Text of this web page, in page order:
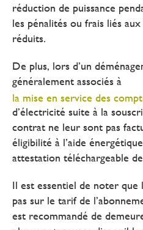
réduction de puissance
les pénalités ou frais liés
réduits.
De plus, lors d’un
généralement associés à
la mise en service des
d’électricité suite à la
contrat ne leur sont pas
éligibilité à l’aide
attestation téléchargeable
Il est essentiel de noter que
pas sur le tarif de
est recommandé de